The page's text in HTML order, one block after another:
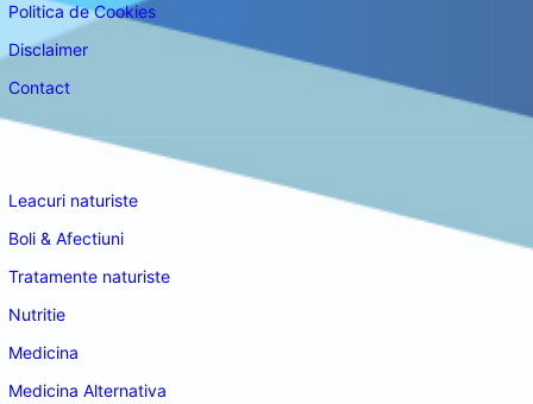
Politica de Cookies
Disclaimer
Contact
Leacuri naturiste
Boli & Afectiuni
Tratamente naturiste
Nutritie
Medicina
Medicina Alternativa